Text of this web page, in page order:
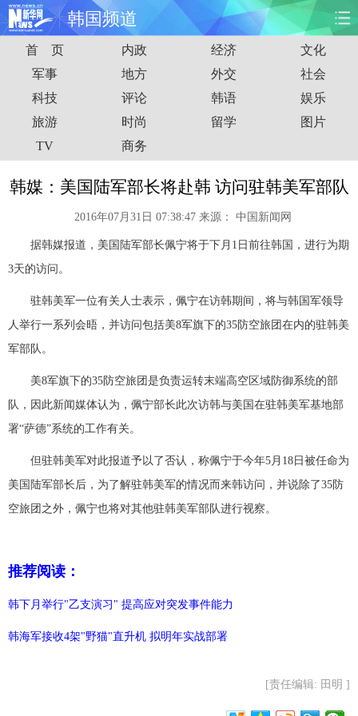
韩国频道
首页 时政 国际 财经
娱乐 体育 人事 教育
时尚 思客
港澳 台湾 华人 汽车
能源 房产
图片
旅游 健康 信息化 数据
金融
富媒体 摄影 新华广播
新华电视中文
首 页 内政 经济
文化
军事
地方 外交
社会
科技
评论 韩语
娱乐
旅游
时尚 留学
图片
TV
商务
韩媒：美国陆军部长将赴韩 访问驻韩美军部队
2016年07月31日 07:38:47 来源： 中国新闻网
据韩媒报道，美国陆军部长佩宁将于下月1日前往韩国，进行为期
3天的访问。
驻韩美军一位有关人士表示，佩宁在访韩期间，将与韩国军领导
人举行一系列会晤，并访问包括美8军旗下的35防空旅团在内的驻韩美
军部队。
美8军旗下的35防空旅团是负责运转末端高空区域防御系统的部
队，因此新闻媒体认为，佩宁部长此次访韩与美国在驻韩美军基地部
署“萨德”系统的工作有关。
但驻韩美军对此报道予以了否认，称佩宁于今年5月18日被任命为
美国陆军部长后，为了解驻韩美军的情况而来韩访问，并说除了35防
空旅团之外，佩宁也将对其他驻韩美军部队进行视察。
推荐阅读：
韩下月举行"乙支演习" 提高应对突发事件能力
韩海军接收4架"野猫"直升机 拟明年实战部署
[责任编辑: 田明 ]